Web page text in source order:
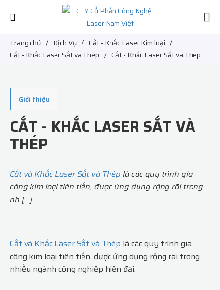
Trang chủ / Dịch Vụ / Cắt - Khắc Laser Kim loại /
Cắt - Khắc Laser Sắt và Thép / Cắt - Khắc Laser Sắt và Thép
Giới thiệu
CẮT - KHẮC LASER SẮT VÀ
THÉP
Cắt và Khắc Laser Sắt và Thép là các quy trình gia
công kim loại tiên tiến, được ứng dụng rộng rãi trong
nh [...]
Cắt và Khắc Laser Sắt và Thép là các quy trình gia
công kim loại tiên tiến, được ứng dụng rộng rãi trong
nhiều ngành công nghiệp hiện đại.